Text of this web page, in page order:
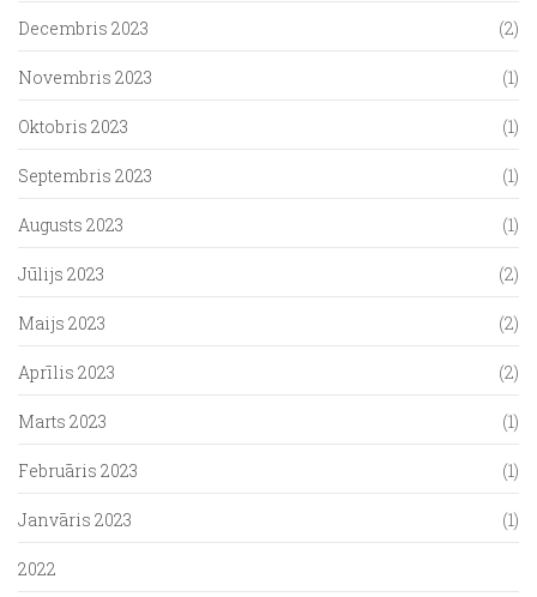
Decembris 2023 (2)
Novembris 2023 (1)
Oktobris 2023 (1)
Septembris 2023 (1)
Augusts 2023 (1)
Jūlijs 2023 (2)
Maijs 2023 (2)
Aprīlis 2023 (2)
Marts 2023 (1)
Februāris 2023 (1)
Janvāris 2023 (1)
2022